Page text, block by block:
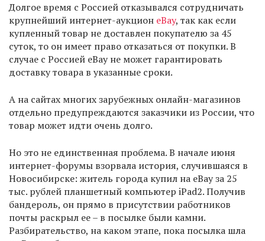
Долгое время с Россией отказывался сотрудничать
крупнейший интернет-аукцион eBay, так как если
купленный товар не доставлен покупателю за 45
суток, то он имеет право отказаться от покупки. В
случае с Россией eBay не может гарантировать
доставку товара в указанные сроки.
А на сайтах многих зарубежных онлайн-магазинов
отдельно предупреждаются заказчики из России, что
товар может идти очень долго.
Но это не единственная проблема. В начале июня
интернет-форумы взорвала история, случившаяся в
Новосибирске: житель города купил на eBay за 25
тыс. рублей планшетный компьютер iPad2. Получив
бандероль, он прямо в присутствии работников
почты раскрыл ее – в посылке были камни.
Разбирательство, на каком этапе, пока посылка шла